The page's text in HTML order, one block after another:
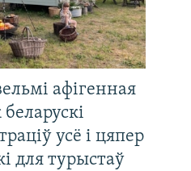
афігенная
усё і цяпер
для турыстаў